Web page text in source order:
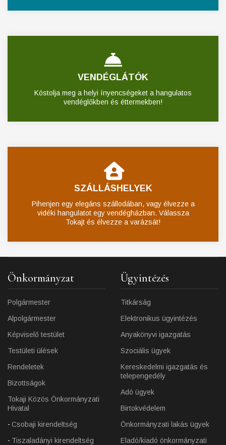
VENDÉGLÁTÓK
Kóstolja meg a helyi ínyencségeket a hangulatos
vendéglőkben és éttermekben!
SZÁLLÁSHELYEK
Pihenjen egy elegáns szállodában, vagy élvezze a
vidéki hangulatot egy vendégházban. Válassza
Tokajt és élvezze a varázsát!
Önkormányzat
Polgármester
Alpolgármester
Képviselő testület
Testületi ülések
Rendeletek
Bizottságok
Tokaji Közös Önkormányzati
Hivatal
Csobaji kirendeltség
Tiszaladányi kirendeltség
Ügyintézés
Titkárság
Elektronikus ügyintézés
Anyakönyvi igazgatás
Szociális ügyek
Kereskedelmi igazgatás és
telepengedély
Adó ügyek
Birtokvédelem
Önkormányzati lakás ügyek
Eladó/kiadó önkormányzati